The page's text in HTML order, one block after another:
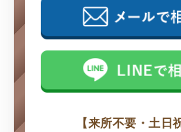
【来所不要・土日